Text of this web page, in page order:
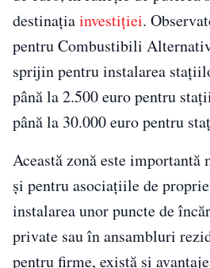
destinațiainvestiției.
pentru Combustibili
sprijin pentru instalarea
până la 2.500 euro pentru
până la 30.000 euro pentru
Această zonă este
și pentru asociațiile de
instalarea unor puncte de
private sau în ansambluri
pentru firme, există și